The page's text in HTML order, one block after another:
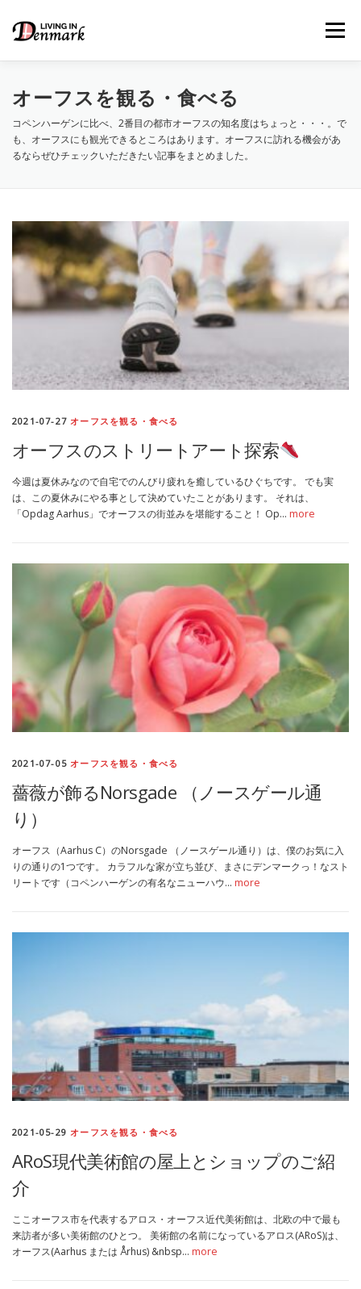
メニュー
LIFE TIPS– 生活便利帳 FOOD– ごはん事情
WORK– デンマークの働き方
OUR INSIGHT– 日本人の考察
MEDIA – メディア掲載 TRAVEL – 旅行
ABOUT US- サイトについて
オーフスを観る・食べる
コペンハーゲンに比べ、2番目の都市オーフスの知名度はちょっと・・・。で
も、オーフスにも観光できるところはあります。オーフスに訪れる機会があ
るならぜひチェックいただきたい記事をまとめました。
2021-07-27オーフスを観る・食べる
オーフスのストリートアート探索
今週は夏休みなので自宅でのんびり疲れを癒しているひぐちです。 でも実
は、この夏休みにやる事として決めていたことがあります。 それは、
「Opdag Aarhus」でオーフスの街並みを堪能すること！ Op… more
2021-07-05オーフスを観る・食べる
薔薇が飾るNorsgade （ノースゲール通
り）
オーフス（Aarhus C）のNorsgade （ノースゲール通り）は、僕のお気に入
りの通りの1つです。 カラフルな家が立ち並び、まさにデンマークっ！なスト
リートです（コペンハーゲンの有名なニューハウ… more
2021-05-29オーフスを観る・食べる
ARoS現代美術館の屋上とショップのご紹
介
ここオーフス市を代表するアロス・オーフス近代美術館は、北欧の中で最も
来訪者が多い美術館のひとつ。 美術館の名前になっているアロス(ARoS)は、
オーフス(Aarhus または Århus) &nbsp… more